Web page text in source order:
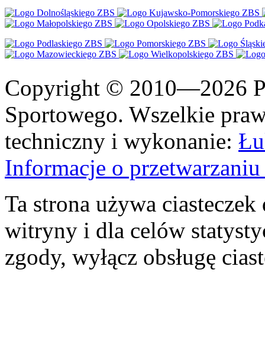
Copyright © 2010—2026
Sportowego. Wszelkie
techniczny i wykonanie:
Informacje o
Ta strona używa
witryny i dla celów
zgody, wyłącz obsługę